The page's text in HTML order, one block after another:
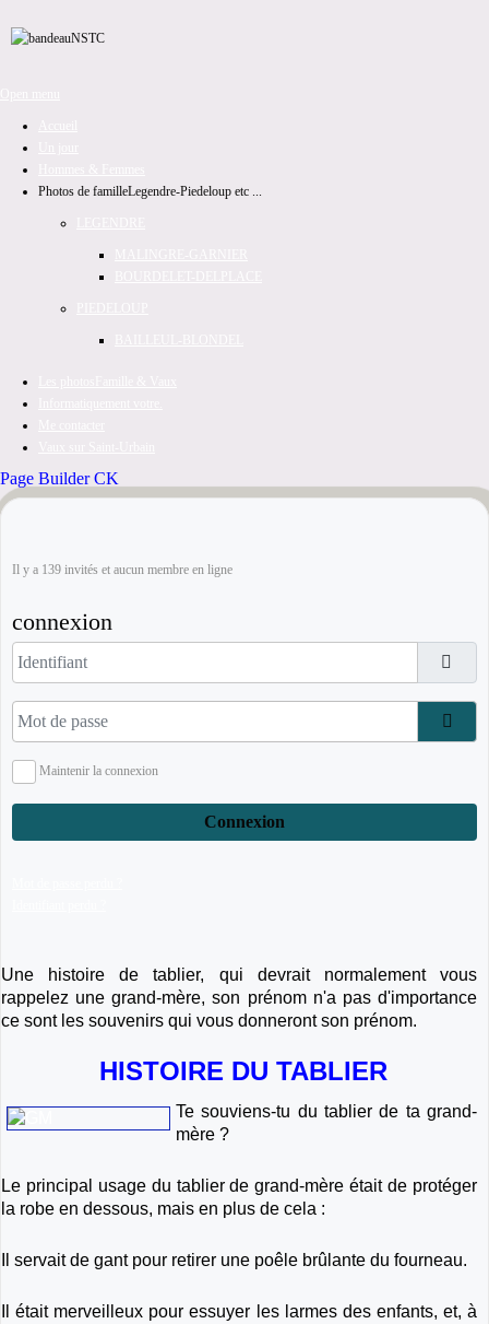
Photos de familleLegendre-Piedeloup etc ...
Page Builder CK
Il y a 139 invités et aucun membre en ligne
connexion
Maintenir la connexion
Connexion
Une histoire de tablier, qui devrait normalement vous
rappelez une grand-mère, son prénom n'a pas d'importance
ce sont les souvenirs qui vous donneront son prénom.
HISTOIRE DU TABLIER
Te souviens-tu du tablier de ta grand-
mère ?
Le principal usage du tablier de grand-mère était de protéger
la robe en dessous, mais en plus de cela :
Il servait de gant pour retirer une poêle brûlante du fourneau.
Il était merveilleux pour essuyer les larmes des enfants, et, à